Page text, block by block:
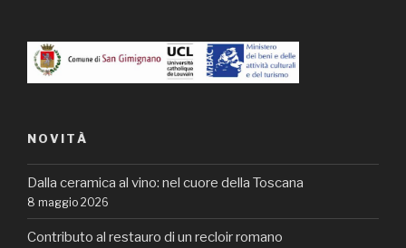
NOVITÀ
Dalla ceramica al vino: nel cuore della Toscana
8 maggio 2026
Contributo al restauro di un recloir romano